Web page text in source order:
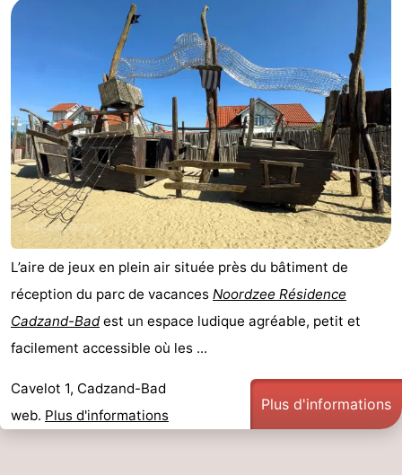
phoques
Boire
manger
Pratiques
Forum
Route
-
Stationnement
Adresses
Médicales
Région
Zeeland
Walcheren
-
L’aire de jeux en plein air située près du bâtiment de
réception du parc de vacances Noordzee Résidence
Cadzand-Badest un espace ludique agréable, petit et
facilement accessible où les ...
Cavelot 1, Cadzand-Bad
web. Plus d'informations
Plus d'informations